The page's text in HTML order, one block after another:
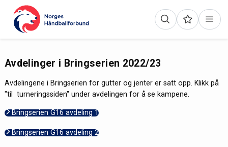
Avdelinger i Bringserien 2022/23
Avdelingene i Bringserien for gutter og jenter er satt opp. Klikk på
"til turneringssiden" under avdelingen for å se kampene.
Bringserien G16 avdeling 1
Bringserien G16 avdeling 2